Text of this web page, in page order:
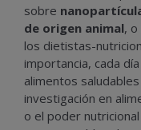
sobre
de origen animal,
los dietistas-
importancia, cada
alimentos
investigación en
o el poder